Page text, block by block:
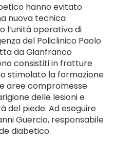
hanno evitato
nuova tecnica
l’unità operativa di
del Policlinico Paolo
da Gianfranco
consistiti in fratture
stimolato la formazione
aree compromesse
delle lesioni e
del piede. Ad eseguire
Guercio, responsabile
diabetico.